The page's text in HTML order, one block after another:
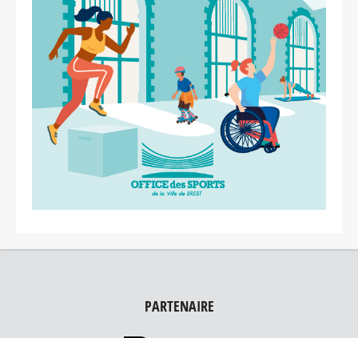
PARTENAIRE